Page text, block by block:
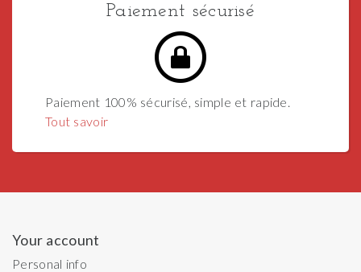
Paiement sécurisé
Paiement 100% sécurisé, simple et rapide.
Tout savoir
Your account
Personal info